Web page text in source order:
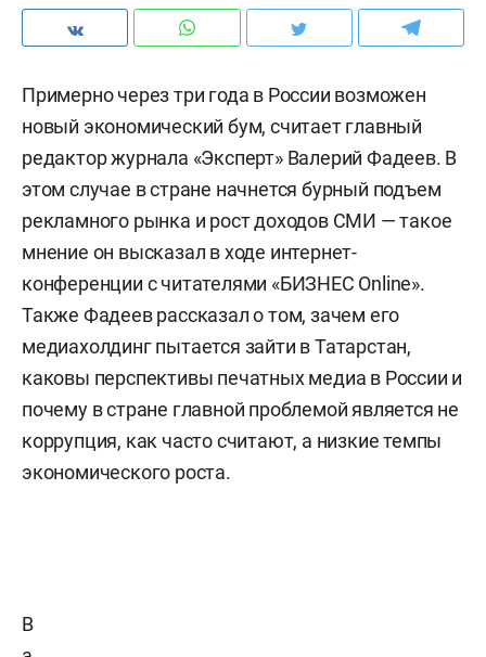
Примерно через три года в России возможен
новый экономический бум, считает главный
редактор журнала «Эксперт» Валерий Фадеев. В
этом случае в стране начнется бурный подъем
рекламного рынка и рост доходов СМИ — такое
мнение он высказал в ходе интернет-
конференции с читателями «БИЗНЕС Online».
Также Фадеев рассказал о том, зачем его
медиахолдинг пытается зайти в Татарстан,
каковы перспективы печатных медиа в России и
почему в стране главной проблемой является не
коррупция, как часто считают, а низкие темпы
экономического роста.
В